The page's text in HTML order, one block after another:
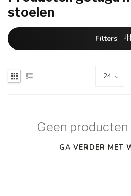
stoelen
Filters
Geen
GA VERDER MET